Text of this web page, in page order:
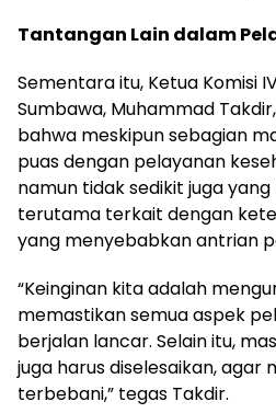
Tantangan Lain dalam
Sementara itu, Ketua Komisi
Sumbawa, Muhammad
bahwa meskipun sebagian
puas dengan pelayanan
namun tidak sedikit juga
terutama terkait dengan
yang menyebabkan antrian
“Keinginan kita adalah
memastikan semua aspek
berjalan lancar. Selain itu,
juga harus diselesaikan, agar
terbebani,” tegas Takdir.